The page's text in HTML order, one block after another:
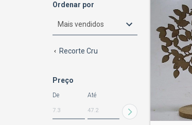
Ordenar por
Recorte Cru
Preço
De Até